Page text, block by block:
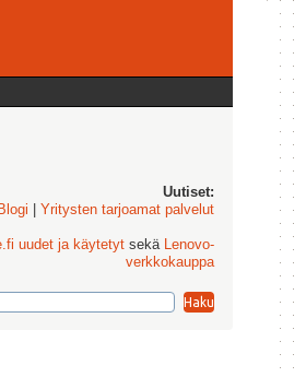
Uutiset:
Blogi |Yritysten tarjoamat palvelut
uudet ja käytetyt sekä Lenovo-
verkkokauppa